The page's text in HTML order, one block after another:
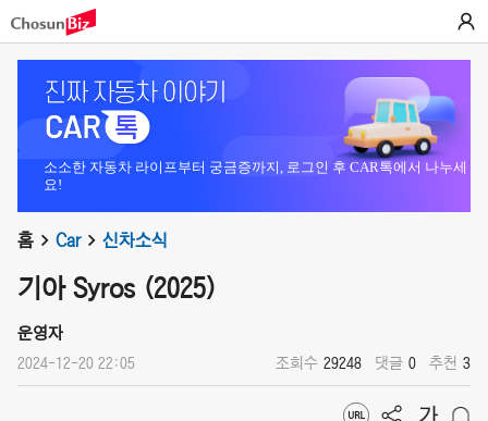
소소한 자동차 라이프부터 궁금증까지, 로그인 후 CAR톡에서 나누세
요!
홈 Car 신차소식
기아 Syros (2025)
운영자
2024-12-20 22:05 조회수 29248 댓글 0 추천 3